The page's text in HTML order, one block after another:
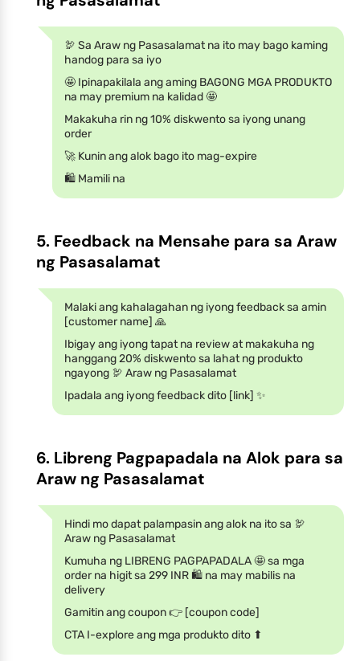
🦃 Sa Araw ng Pasasalamat na ito may bago kaming
handog para sa iyo
🤩 Ipinapakilala ang aming BAGONG MGA PRODUKTO
na may premium na kalidad 🤩
Makakuha rin ng 10% diskwento sa iyong unang
order
🚀 Kunin ang alok bago ito mag-expire
🛍 Mamili na
5. Feedback na Mensahe para sa Araw
ng Pasasalamat
Malaki ang kahalagahan ng iyong feedback sa amin
[customer name] 🙏
Ibigay ang iyong tapat na review at makakuha ng
hanggang 20% diskwento sa lahat ng produkto
ngayong 🦃 Araw ng Pasasalamat
Ipadala ang iyong feedback dito [link] ✨
6. Libreng Pagpapadala na Alok para sa
Araw ng Pasasalamat
Hindi mo dapat palampasin ang alok na ito sa 🦃
Araw ng Pasasalamat
Kumuha ng LIBRENG PAGPAPADALA 🤩 sa mga
order na higit sa 299 INR 🛍️ na may mabilis na
delivery
Gamitin ang coupon 👉 [coupon code]
CTA I-explore ang mga produkto dito ⬆